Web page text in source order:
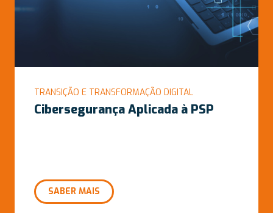
TRANSIÇÃO E TRANSFORMAÇÃO DIGITAL
Cibersegurança Aplicada à PSP
SABER MAIS